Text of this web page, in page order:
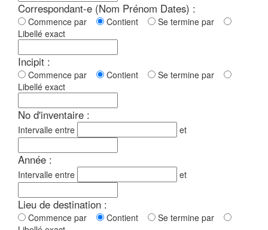
Correspondant-e (Nom Prénom Dates) :
Commence par Contient
Se termine par
Libellé exact
Incipit :
Commence par Contient
Se termine par
Libellé exact
No d'inventaire :
Intervalle entre et
Année :
Intervalle entre et
Lieu de destination :
Commence par Contient
Se termine par